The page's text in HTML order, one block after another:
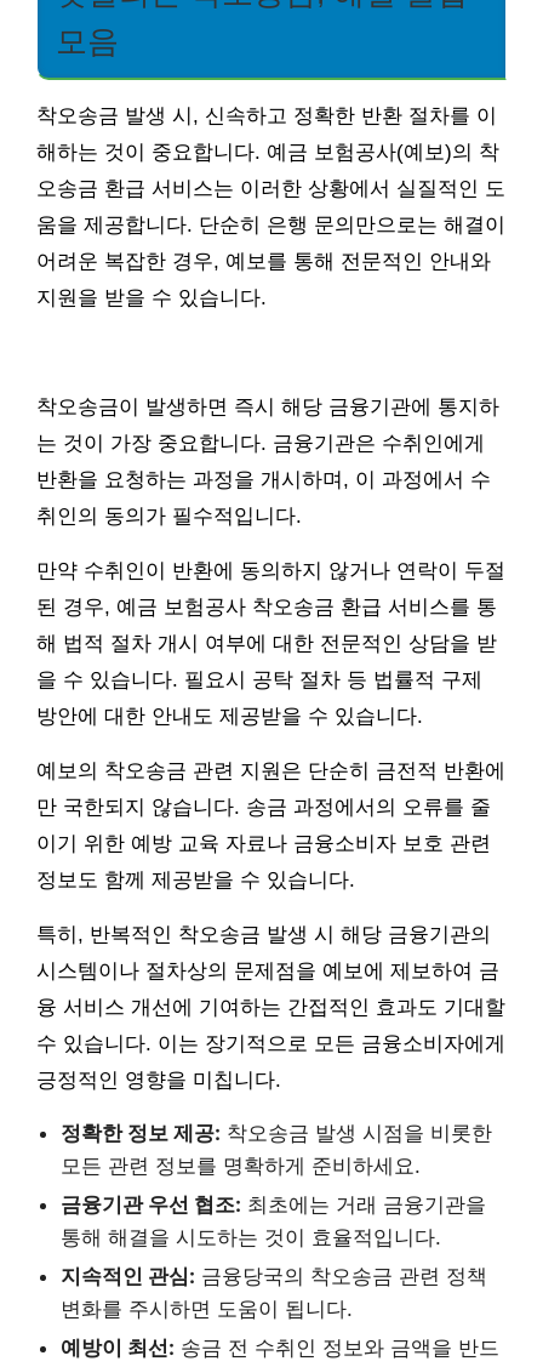
모음
착오송금 발생 시, 신속하고 정확한 반환 절차를 이
해하는 것이 중요합니다. 예금 보험공사(예보)의 착
오송금 환급 서비스는 이러한 상황에서 실질적인 도
움을 제공합니다. 단순히 은행 문의만으로는 해결이
어려운 복잡한 경우, 예보를 통해 전문적인 안내와
지원을 받을 수 있습니다.
착오송금이 발생하면 즉시 해당 금융기관에 통지하
는 것이 가장 중요합니다. 금융기관은 수취인에게
반환을 요청하는 과정을 개시하며, 이 과정에서 수
취인의 동의가 필수적입니다.
만약 수취인이 반환에 동의하지 않거나 연락이 두절
된 경우, 예금 보험공사 착오송금 환급 서비스를 통
해 법적 절차 개시 여부에 대한 전문적인 상담을 받
을 수 있습니다. 필요시 공탁 절차 등 법률적 구제
방안에 대한 안내도 제공받을 수 있습니다.
예보의 착오송금 관련 지원은 단순히 금전적 반환에
만 국한되지 않습니다. 송금 과정에서의 오류를 줄
이기 위한 예방 교육 자료나 금융소비자 보호 관련
정보도 함께 제공받을 수 있습니다.
특히, 반복적인 착오송금 발생 시 해당 금융기관의
시스템이나 절차상의 문제점을 예보에 제보하여 금
융 서비스 개선에 기여하는 간접적인 효과도 기대할
수 있습니다. 이는 장기적으로 모든 금융소비자에게
긍정적인 영향을 미칩니다.
정확한 정보 제공: 착오송금 발생 시점을 비롯한
모든 관련 정보를 명확하게 준비하세요.
금융기관 우선 협조: 최초에는 거래 금융기관을
통해 해결을 시도하는 것이 효율적입니다.
지속적인 관심: 금융당국의 착오송금 관련 정책
변화를 주시하면 도움이 됩니다.
예방이 최선: 송금 전 수취인 정보와 금액을 반드